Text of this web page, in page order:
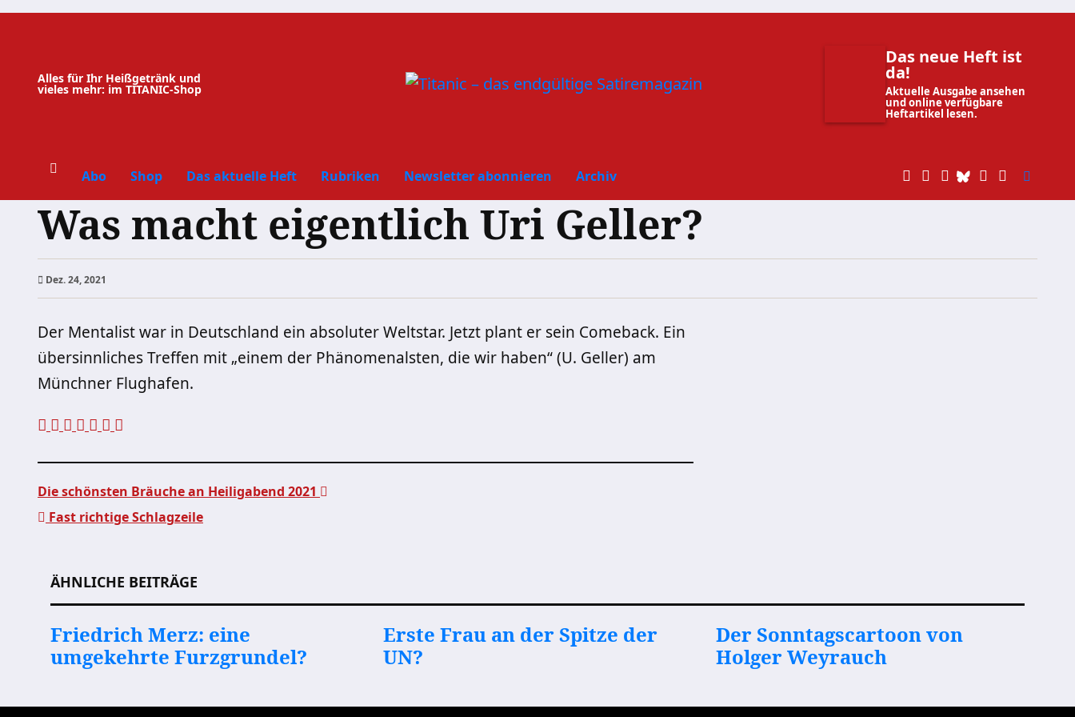
Zum
Alles für Ihr Heißgetränk und
vieles mehr: im TITANIC-Shop
Das neue Heft ist
da!
Aktuelle Ausgabe ansehen
und online verfügbare
Heftartikel lesen.
Abo Shop Das aktuelle Heft Rubriken Newsletter abonnieren Archiv
Was macht eigentlich Uri Geller?
Dez. 24, 2021
Der Mentalist war in Deutschland ein absoluter Weltstar. Jetzt plant er sein Comeback. Ein
übersinnliches Treffen mit „einem der Phänomenalsten, die wir haben“ (U. Geller) am
Münchner Flughafen.
Die schönsten Bräuche an Heiligabend 2021
Fast richtige Schlagzeile
ÄHNLICHE BEITRÄGE
Friedrich Merz: eine
umgekehrte Furzgrundel?
Erste Frau an der Spitze der
UN?
Der Sonntagscartoon von
Holger Weyrauch